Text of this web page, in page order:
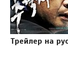
Трейлер на